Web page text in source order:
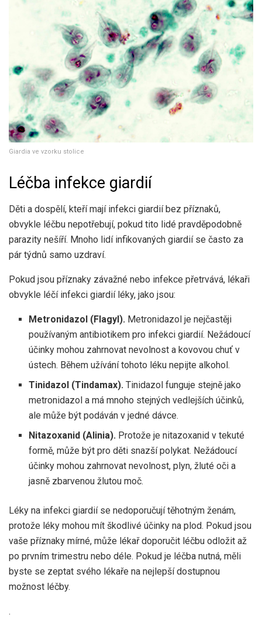
Giardia ve vzorku stolice
Léčba infekce giardií
Děti a dospělí, kteří mají infekci giardií bez příznaků,
obvykle léčbu nepotřebují, pokud tito lidé pravděpodobně
parazity nešíří. Mnoho lidí infikovaných giardií se často za
pár týdnů samo uzdraví.
Pokud jsou příznaky závažné nebo infekce přetrvává, lékaři
obvykle léčí infekci giardií léky, jako jsou:
Metronidazol (Flagyl). Metronidazol je nejčastěji
používaným antibiotikem pro infekci giardií. Nežádoucí
účinky mohou zahrnovat nevolnost a kovovou chuť v
ústech. Během užívání tohoto léku nepijte alkohol.
Tinidazol (Tindamax). Tinidazol funguje stejně jako
metronidazol a má mnoho stejných vedlejších účinků,
ale může být podáván v jedné dávce.
Nitazoxanid (Alinia). Protože je nitazoxanid v tekuté
formě, může být pro děti snazší polykat. Nežádoucí
účinky mohou zahrnovat nevolnost, plyn, žluté oči a
jasně zbarvenou žlutou moč.
Léky na infekci giardií se nedoporučují těhotným ženám,
protože léky mohou mít škodlivé účinky na plod. Pokud jsou
vaše příznaky mírné, může lékař doporučit léčbu odložit až
po prvním trimestru nebo déle. Pokud je léčba nutná, měli
byste se zeptat svého lékaře na nejlepší dostupnou
možnost léčby.
.